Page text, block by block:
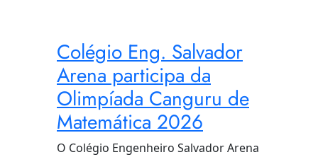
Colégio Eng. Salvador
Arena participa da
Olimpíada Canguru de
Matemática 2026
O Colégio Engenheiro Salvador Arena